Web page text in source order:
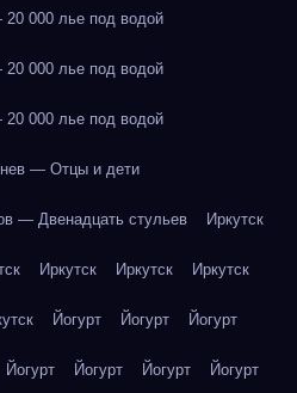
000 лье под водой
000 лье под водой
000 лье под водой
— Отцы и дети
— Двенадцать стульев Иркутск
Иркутск Иркутск Иркутск
Йогурт Йогурт Йогурт
Йогурт Йогурт Йогурт Йогурт